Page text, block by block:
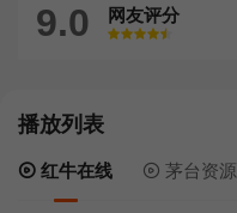
9.0 网友评分
很差
较差还行推荐力荐
播放列表
红牛在线 茅台资源